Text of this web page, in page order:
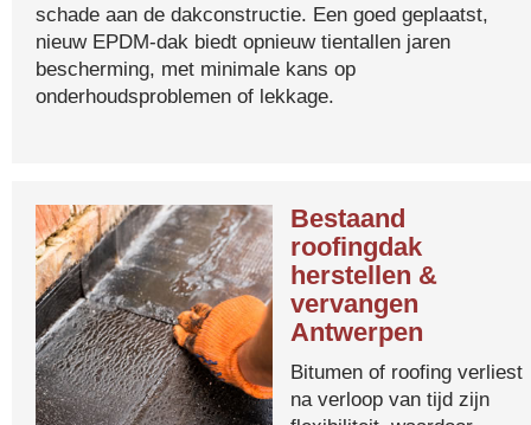
schade aan de dakconstructie. Een goed geplaatst,
nieuw EPDM-dak biedt opnieuw tientallen jaren
bescherming, met minimale kans op
onderhoudsproblemen of lekkage.
Bestaand
roofingdak
herstellen &
vervangen
Antwerpen
Bitumen of roofing verliest
na verloop van tijd zijn